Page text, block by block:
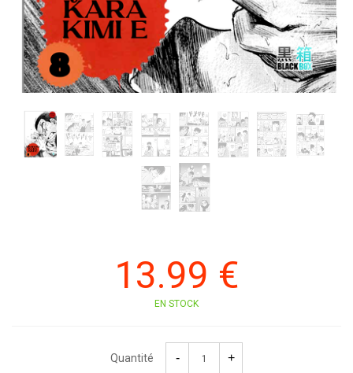
13.99 €
EN STOCK
Quantité